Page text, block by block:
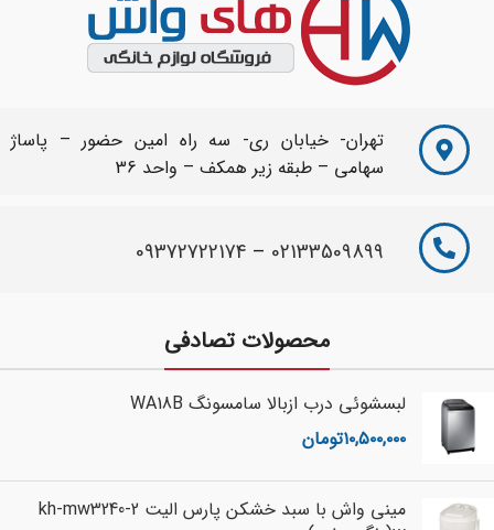
تهران- خیابان ری- سه راه امین حضور – پاساژ
سهامی – طبقه زیر همکف – واحد 36
02133509899
–
09372722174
محصولات تصادفی
لبسشوئی درب ازبالا سامسونگ WA18B
۱۰,۵۰۰,۰۰۰تومان
مینی واش با سبد خشکن پارس الیت kh-mw3240-2